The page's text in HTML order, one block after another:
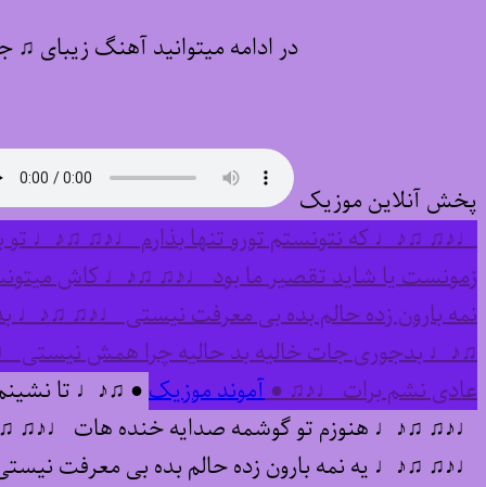
در ادامه میتوانید آهنگ زیبای
پخش آنلاین موزیک
♩♪♫ ♫♪♩ که نتونستم تورو تنها بذارم ♩♪♫ ♫♪♩
زمونست یا شاید تقصیر ما بود ♩♪♫ ♫♪♩ کاش
نمه بارون زده حالم بده بی معرفت نیستی ♩♪♫
♫♪♩ بدجوری جات خالیه بد حالیه چرا همش
عادی نشم برات ♩♪♫ ●آموند موزیک● ♫♪♩ تا
♩♪♫ ♫♪♩ هنوزم تو گوشمه صدایه خنده هات ♩♪♫
♩♪♫ ♫♪♩ یه نمه بارون زده حالم بده بی معرفت